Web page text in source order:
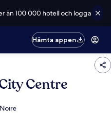
än 100 000 hotell och logga
Hämta appen
Centre